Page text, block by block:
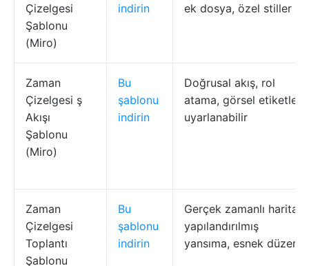
Çizelgesi
Şablonu
(Miro)
indirin ek dosya, özel stiller
Zaman
Çizelgesi ş
Akışı
Şablonu
(Miro)
Bu
şablonu
indirin
Doğrusal akış, rol
atama, görsel etiketler,
uyarlanabilir
Zaman
Çizelgesi
Toplantı
Şablonu
Bu
şablonu
indirin
Gerçek zamanlı harita,
yapılandırılmış
yansıma, esnek düzen